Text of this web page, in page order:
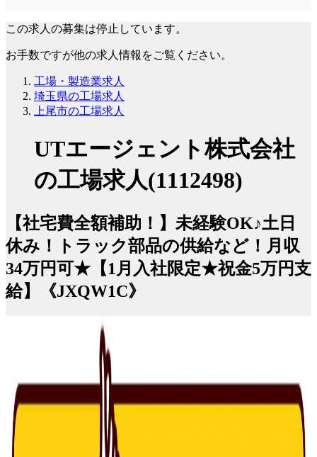
この求人の募集は停止しています。
お手数ですが他の求人情報をご覧ください。
工場・製造業求人
埼玉県の工場求人
上尾市の工場求人
UTエージェント株式会社
の工場求人(1112498)
【社宅費全額補助！】未経験OK♪土日
休み！トラック部品の供給など！月収
34万円可★【1月入社限定★祝金5万円支
給】《JXQW1C》